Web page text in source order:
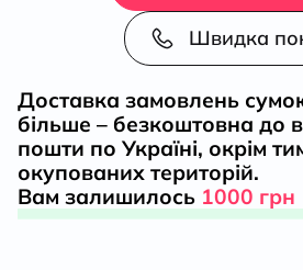
ар-
Швидка
Доставка замовлень
більше – безкоштовна до
пошти по Україні, окрім
окупованих територій.
Вам залишилось 1000 грн